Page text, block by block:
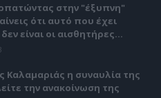
στην "έξυπνη"
ότι αυτό που έχει
είναι οι αισθητήρες...
Καλαμαριάς η συναυλία της
την ανακοίνωση της